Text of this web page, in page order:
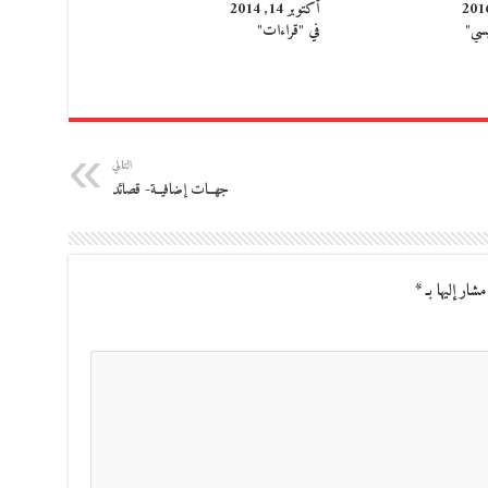
أكتوبر 14, 2014
في "قراءات"
التالي
جهــات إضافيــة- قصائد
إليها بـ*